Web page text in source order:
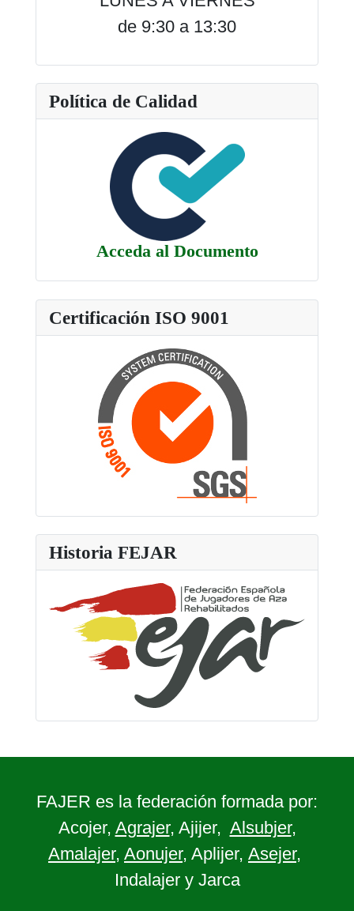
de 9:30 a 13:30
Política de Calidad
Acceda al Documento
Certificación ISO 9001
Historia FEJAR
FAJER es la federación formada por:
Acojer, Agrajer, Ajijer, Alsubjer,
Amalajer, Aonujer, Aplijer, Asejer,
Indalajer y Jarca